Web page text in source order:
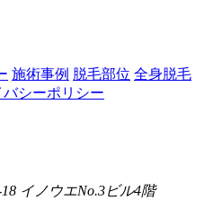
施術事例 脱毛部位 全身脱毛
バシーポリシー
イノウエNo.3ビル4階